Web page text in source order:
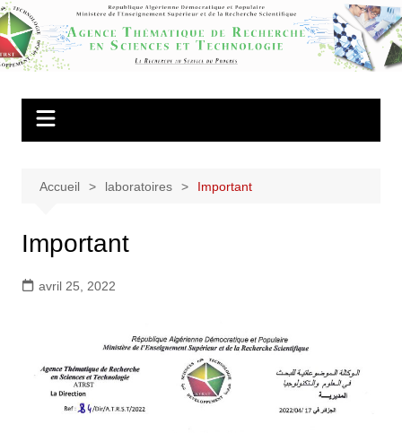
Aller
au
contenu
Agence
Thématique de
Recherche en
Accueil laboratoires Important
Important
avril 25, 2022